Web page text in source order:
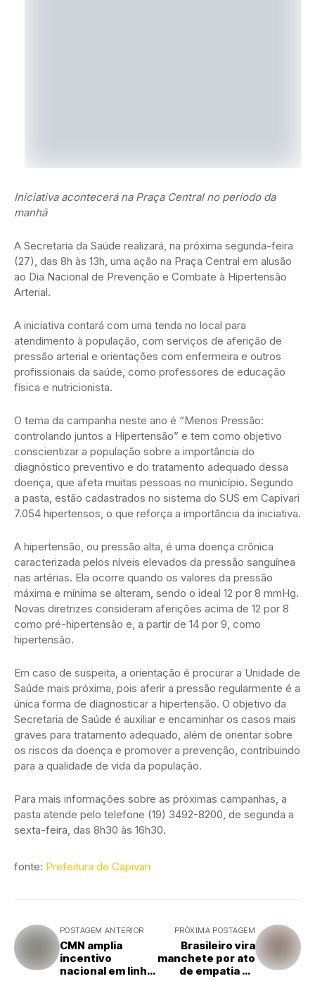
Iniciativa acontecerá na Praça Central no período da
manhã
A Secretaria da Saúde realizará, na próxima segunda-feira
(27), das 8h às 13h, uma ação na Praça Central em alusão
ao Dia Nacional de Prevenção e Combate à Hipertensão
Arterial.
A iniciativa contará com uma tenda no local para
atendimento à população, com serviços de aferição de
pressão arterial e orientações com enfermeira e outros
profissionais da saúde, como professores de educação
física e nutricionista.
O tema da campanha neste ano é “Menos Pressão:
controlando juntos a Hipertensão” e tem como objetivo
conscientizar a população sobre a importância do
diagnóstico preventivo e do tratamento adequado dessa
doença, que afeta muitas pessoas no município. Segundo
a pasta, estão cadastrados no sistema do SUS em Capivari
7.054 hipertensos, o que reforça a importância da iniciativa.
A hipertensão, ou pressão alta, é uma doença crônica
caracterizada pelos níveis elevados da pressão sanguínea
nas artérias. Ela ocorre quando os valores da pressão
máxima e mínima se alteram, sendo o ideal 12 por 8 mmHg.
Novas diretrizes consideram aferições acima de 12 por 8
como pré-hipertensão e, a partir de 14 por 9, como
hipertensão.
Em caso de suspeita, a orientação é procurar a Unidade de
Saúde mais próxima, pois aferir a pressão regularmente é a
única forma de diagnosticar a hipertensão. O objetivo da
Secretaria de Saúde é auxiliar e encaminhar os casos mais
graves para tratamento adequado, além de orientar sobre
os riscos da doença e promover a prevenção, contribuindo
para a qualidade de vida da população.
Para mais informações sobre as próximas campanhas, a
pasta atende pelo telefone (19) 3492-8200, de segunda a
sexta-feira, das 8h30 às 16h30.
fonte: Prefeitura de Capivari
POSTAGEM ANTERIOR
CMN amplia
incentivo
nacional em linha
PRÓXIMA POSTAGEM
Brasileiro vira
manchete por ato
de empatia na